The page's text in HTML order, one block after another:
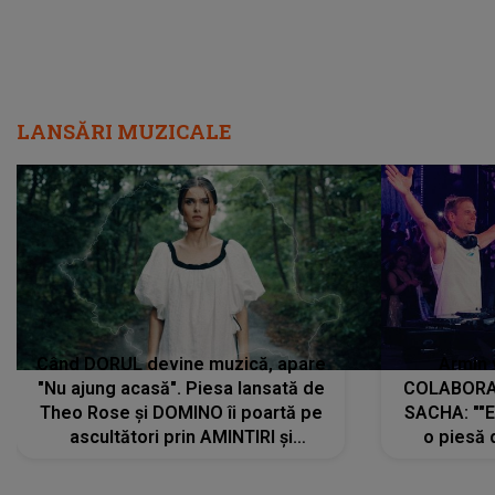
LANSĂRI MUZICALE
Când DORUL devine muzică, apare
"Nu ajung acasă". Piesa lansată de
Theo Rose și DOMINO îi poartă pe
ascultători prin AMINTIRI și
SACHA:
o piesă